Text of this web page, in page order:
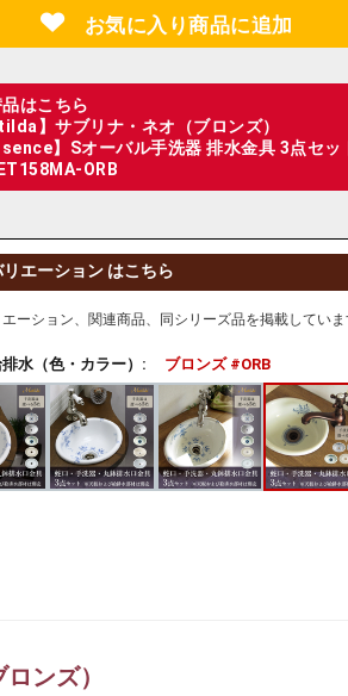
お気に入り商品に追加
はこちら
】サブリナ・ネオ（ブロンズ）
】Sオーバル手洗器 排水金具 3点セッ
ORB
エーション はこちら
ーション、関連商品、同シリーズ品を掲載していま
水（色・カラー）: ブロンズ #ORB
ンズ）